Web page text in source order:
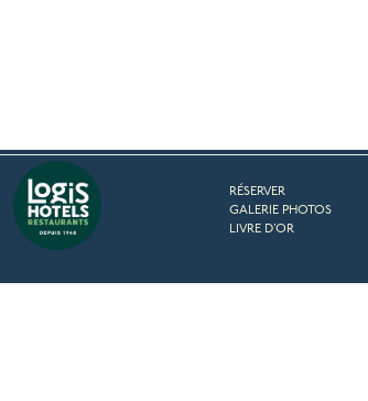
RÉSERVER
GALERIE PHOTOS
LIVRE D’OR